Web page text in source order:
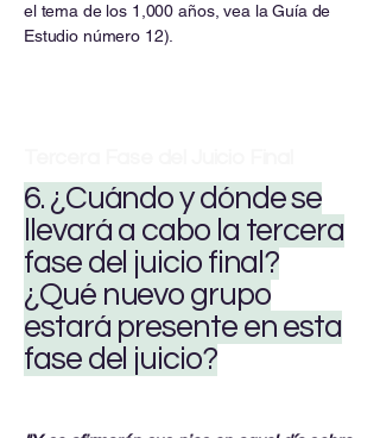
el tema de los 1,000 años, vea la Guía de
Estudio número 12).
6. ¿Cuándo y dónde se
llevará a cabo la tercera
fase del juicio final?
¿Qué nuevo grupo
estará presente en esta
fase del juicio?